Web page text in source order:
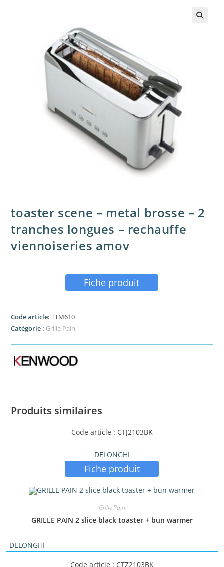
toaster scene – metal brosse – 2
tranches longues – rechauffe
viennoiseries amov
Fiche produit
Code article:TTM610
Catégorie : Grille Pain
Produits similaires
Code article : CTJ2103BK
DELONGHI
Fiche produit
Grille Pain
GRILLE PAIN 2 slice black toaster + bun warmer
DELONGHI
Code article : CTZ2103BK